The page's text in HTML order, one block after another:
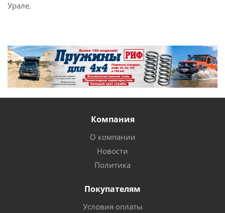
Урале.
Компания
О компании
Новости
Политика
Покупателям
Условия оплаты